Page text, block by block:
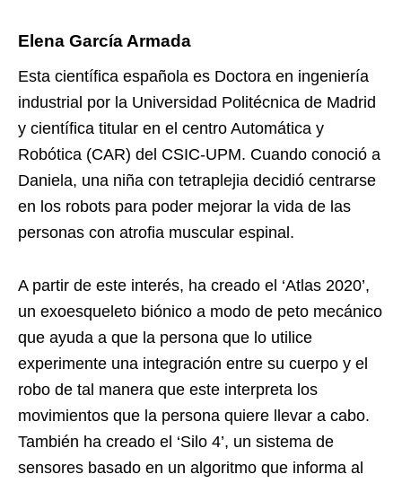
Elena García Armada
Esta científica española es Doctora en ingeniería
industrial por la Universidad Politécnica de Madrid
y científica titular en el centro Automática y
Robótica (CAR) del CSIC-UPM. Cuando conoció a
Daniela, una niña con tetraplejia decidió centrarse
en los robots para poder mejorar la vida de las
personas con atrofia muscular espinal.
A partir de este interés, ha creado el ‘Atlas 2020’,
un exoesqueleto biónico a modo de peto mecánico
que ayuda a que la persona que lo utilice
experimente una integración entre su cuerpo y el
robo de tal manera que este interpreta los
movimientos que la persona quiere llevar a cabo.
También ha creado el ‘Silo 4’, un sistema de
sensores basado en un algoritmo que informa al